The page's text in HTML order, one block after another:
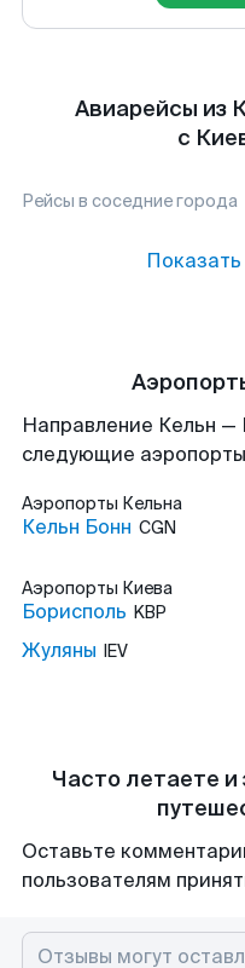
Авиарейсы из
с
Рейсы в соседние города
Направление Кельн
следующие аэропорты
Аэропорты Кельна
Кельн Бонн CGN
Аэропорты Киева
Борисполь KBP
Жуляны IEV
Часто летаете и
Оставьте
пользователям